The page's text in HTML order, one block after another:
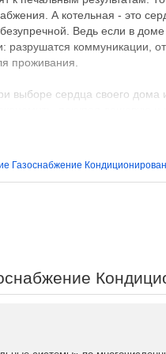
А котельная - это
Ведь если в
разрушатся коммуникации,
проживания.
выборе сердца своего
и одна из лучших -
экономией энергии,
на поставку оборудования
Газоснабжение